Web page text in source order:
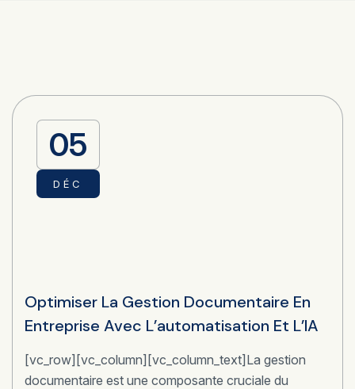
05
DÉC
Optimiser La Gestion Documentaire En
Entreprise Avec L’automatisation Et L’IA
[vc_row][vc_column][vc_column_text]La gestion
documentaire est une composante cruciale du